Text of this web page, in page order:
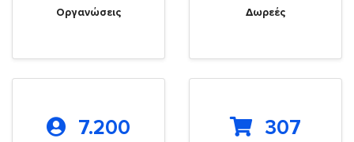
Οργανώσεις Δωρεές
7.200 307